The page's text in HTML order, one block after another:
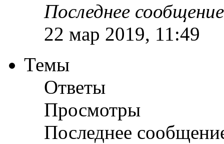
Последнее
22 мар 2019, 11:49
Темы
Ответы
Просмотры
Последнее